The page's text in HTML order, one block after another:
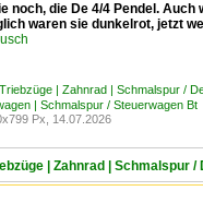
noch, die De 4/4 Pendel.
waren sie dunkelrot, jetzt
| Zahnrad | Schmalspur /
| Schmalspur / Steuerwagen Bt
Px, 14.07.2026
| Zahnrad | Schmalspur /